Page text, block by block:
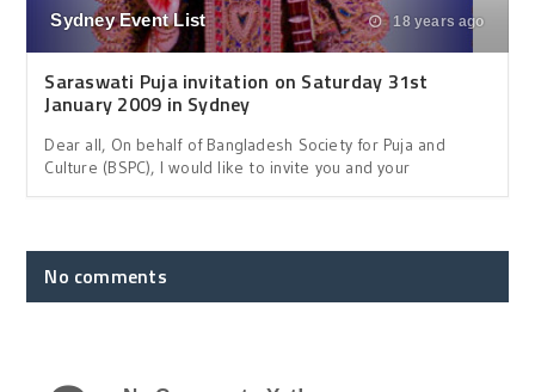
Sydney Event List 18 years ago
Saraswati Puja invitation on Saturday 31st
January 2009 in Sydney
Dear all, On behalf of Bangladesh Society for Puja and
Culture (BSPC), I would like to invite you and your
No comments